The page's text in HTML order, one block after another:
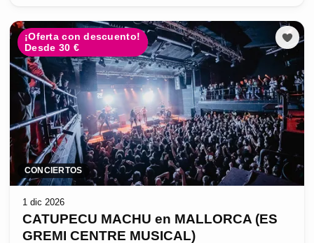
¡Oferta con descuento!
Desde 30 €
CONCIERTOS
1 dic 2026
CATUPECU MACHU en MALLORCA (ES
GREMI CENTRE MUSICAL)